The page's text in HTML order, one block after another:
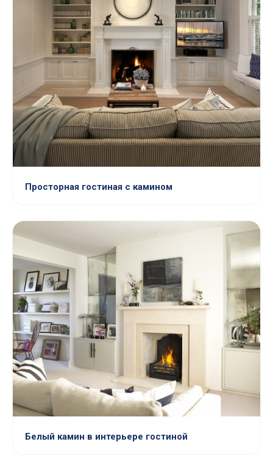
Просторная гостиная с камином
Белый камин в интерьере гостиной